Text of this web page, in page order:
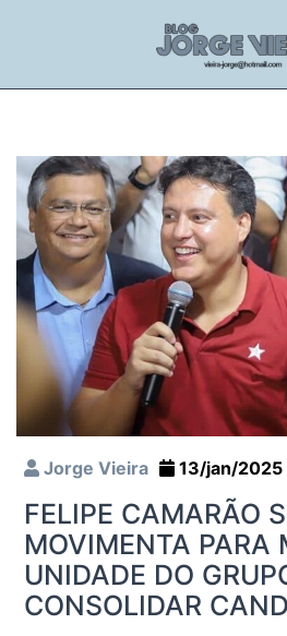
Jorge Vieira 13/jan/2025
FELIPE CAMARÃO
MOVIMENTA PARA
UNIDADE DO
CONSOLIDAR